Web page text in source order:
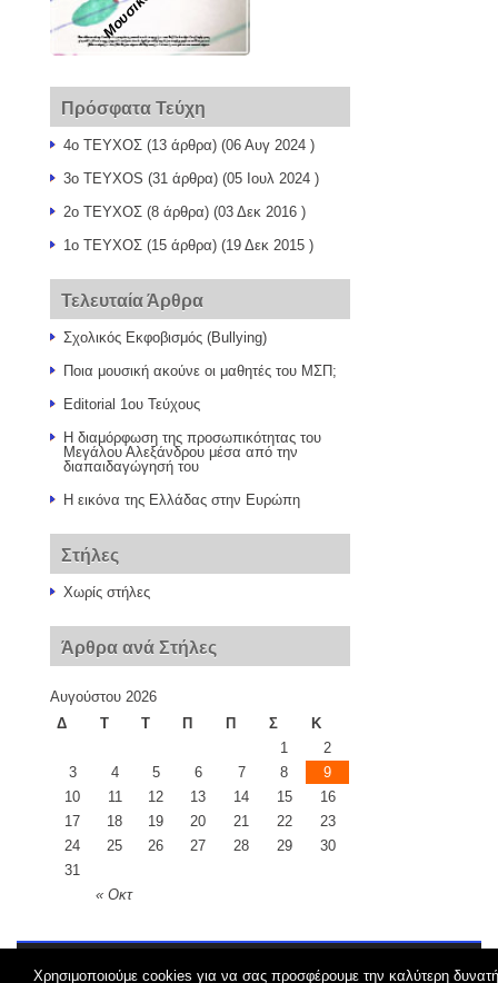
Πρόσφατα Τεύχη
4ο ΤΕΥΧΟΣ (13 άρθρα) (06 Αυγ 2024 )
3o TEYXOS (31 άρθρα) (05 Ιουλ 2024 )
2ο ΤΕΥΧΟΣ (8 άρθρα) (03 Δεκ 2016 )
1o TEYXOΣ (15 άρθρα) (19 Δεκ 2015 )
Τελευταία Άρθρα
Σχολικός Εκφοβισμός (Bullying)
Ποια μουσική ακούνε οι μαθητές του ΜΣΠ;
Editorial 1ου Τεύχους
Η διαμόρφωση της προσωπικότητας του
Μεγάλου Αλεξάνδρου μέσα από την
διαπαιδαγώγησή του
Η εικόνα της Ελλάδας στην Ευρώπη
Στήλες
Χωρίς στήλες
Άρθρα ανά Στήλες
Αυγούστου 2026
Δ
Τ Τ Π Π Σ Κ
« Οκτ
1
2
3
4 5 6 7 8
9
10
11 12 13 14 15
16
17
18 19 20 21 22
23
24
25 26 27 28 29
30
31
Χρησιμοποιούμε cookies για να σας προσφέρουμε την καλύτερη δυνατή